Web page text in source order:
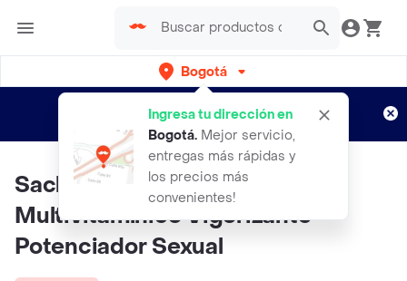
Bogotá
Ingresa tu dirección en
Bogotá. Mejor servicio,
entregas más rápidas y
los precios más
convenientes!
envíos gratis por semanas
Aplican TyC
Sachet X 10ml Vitafer-l
Multivitamínico Vigorizante
Potenciador Sexual